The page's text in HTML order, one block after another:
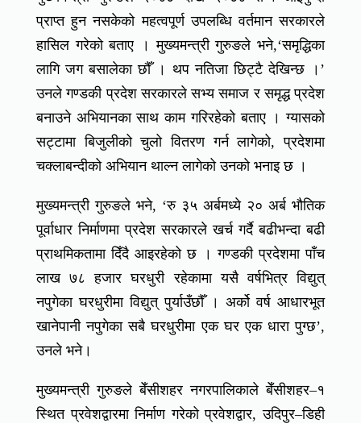
प्राप्त हुन नसकेको महत्वपूर्ण उपलब्धि वर्तमान सरकारले
हासिल गरेको बताए । मुख्यमन्त्री गुरुङले भने,‘समृद्धिका
लागि जग बसालेका छौँ । थप नतिजा छिट्टै देखिन्छ ।’
उनले गण्डकी प्रदेश सरकारले सभ्य समाज र समृद्ध प्रदेश
बनाउने अभियानका साथ काम गरिरहेको बताए । ग्यासको
सट्टामा बिजुलीको चुलो वितरण गर्न लागेको, प्रदेशमा
चक्लाबन्दीको अभियान थाल्न लागेको उनको भनाइ छ ।
मुख्यमन्त्री गुरुङले भने, ‘रु ३५ अर्बमध्ये २० अर्ब भौतिक
पूर्वाधार निर्माणमा प्रदेश सरकारले खर्च गर्दै बढीभन्दा बढी
प्राथमिकतामा दिँदै आइरहेको छ । गण्डकी प्रदेशमा पाँच
लाख ७८ हजार घरधुरी रहेकामा यसै वर्षभित्र विद्युत्
नपुगेका घरधुरीमा विद्युत् पुर्याउँछौँ । अर्को वर्ष आधारभूत
खानेपानी नपुगेका सबै घरधुरीमा एक घर एक धारा पुग्छ’,
उनले भने।
मुख्यमन्त्री गुरुङले बेँसीशहर नगरपालिकाले बेँसीशहर–१
स्थित प्रवेशद्वारमा निर्माण गरेको प्रवेशद्वार, उदिपुर–डिही